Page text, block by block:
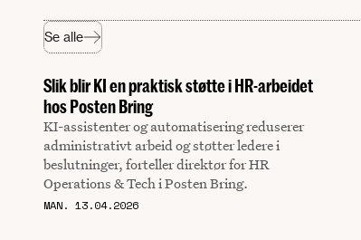
Se alle
Slik blir KI en praktisk støtte i HR-arbeidet
hos Posten Bring
KI-assistenter og automatisering reduserer
administrativt arbeid og støtter ledere i
beslutninger, forteller direktør for HR
Operations & Tech i Posten Bring.
MAN. 13.04.2026